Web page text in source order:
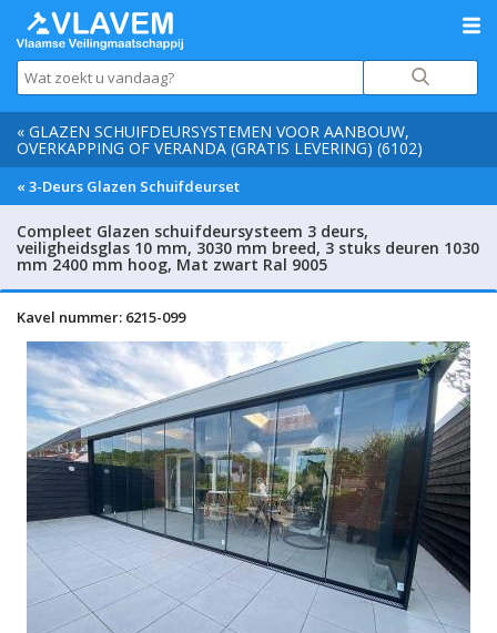
« GLAZEN SCHUIFDEURSYSTEMEN VOOR AANBOUW,
OVERKAPPING OF VERANDA (GRATIS LEVERING) (6102)
« 3-Deurs Glazen Schuifdeurset
Compleet Glazen schuifdeursysteem 3 deurs,
veiligheidsglas 10 mm, 3030 mm breed, 3 stuks deuren 1030
mm 2400 mm hoog, Mat zwart Ral 9005
Kavel nummer: 6215-099